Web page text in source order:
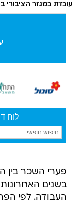
עובדת במגזר הציבורי
פערי השכר בין
בשנים